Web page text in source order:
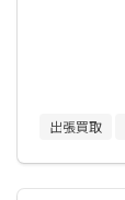
出張買取